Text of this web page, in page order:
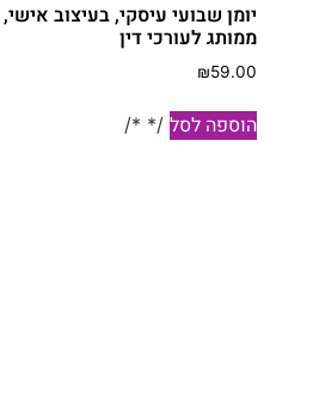
יומן שבועי עיסקי, בעיצוב אישי,
ממותג לעורכי דין
₪59.00
הוספה לסל /* */